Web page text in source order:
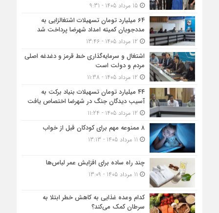
15 مرداد 1405 - 9:31
۶۴ میلیارد تومان تسهیلات اشتغالزایی به
مددجویان کمیته امداد شهرضا پرداخت شد
اشتغال و سرمایه‌گذاری خط قرمز و دغدغه اصلی
مردم و دولت است
۴۴ میلیارد تومان تسهیلات بنیاد برکت به
آسیب دیدگان جنگ در شهرضا اختصاص یافت
۸ ممنوعه مهم برای کودکان قبل از خواب
چند راه ساده برای افزایش عمر لباس‌ها
کدام وعده غذایی به کاهش خطر ابتلا به
سرطان کمک می‌کند؟